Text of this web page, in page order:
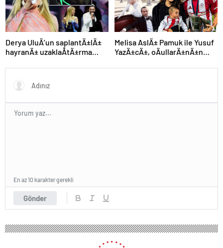
Derya UluÄ’un saplantÄ±lÄ±
hayranÄ± uzaklaÅtÄ±rma
Ã¶n sÄ±radan konseri izledi
Melisa AslÄ± Pamuk ile Yusuf
YazÄ±cÄ±, oÄullarÄ±nÄ±n
gÃ¶sterdi
Gönder
En az 10 karakter gerekli